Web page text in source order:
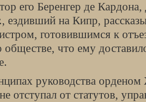
его Беренгер де
ездивший на Кипр,
готовившимся к
обществе, что ему
руководства
отступал от статутов,